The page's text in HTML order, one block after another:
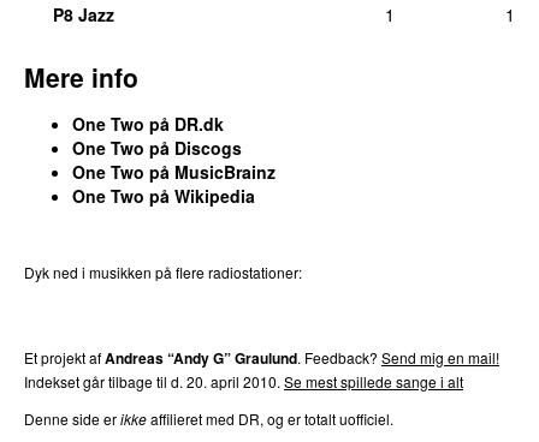
P8 Jazz
1 1
Mere info
One Two på DR.dk
One Two på Discogs
One Two på MusicBrainz
One Two på Wikipedia
Dyk ned i musikken på flere radiostationer:
Et projekt afAndreas “Andy G” Graulund. Feedback? Send mig en mail!
Indekset går tilbage til d. 20. april 2010. Se mest spillede sange i alt
Denne side erikkeaffilieret med DR, og er totalt uofficiel.